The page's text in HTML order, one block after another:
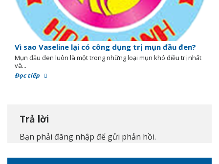
Vì sao Vaseline lại có công dụng trị mụn đầu đen?
Mụn đầu đen luôn là một trong những loại mụn khó điều trị nhất
và...
Đọc tiếp
Trả lời
Bạn phải đăng nhập để gửi phản hồi.